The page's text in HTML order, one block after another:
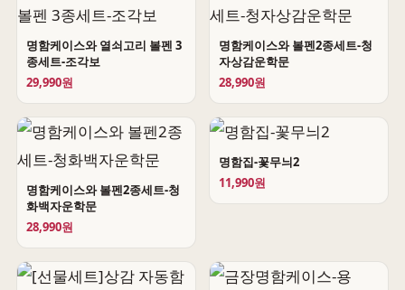
명함케이스와 열쇠고리 볼펜 3
종세트-조각보
29,990원
명함케이스와 볼펜2종세트-청
자상감운학문
28,990원
명함케이스와 볼펜2종세트-청
화백자운학문
28,990원
명함집-꽃무늬2
11,990원